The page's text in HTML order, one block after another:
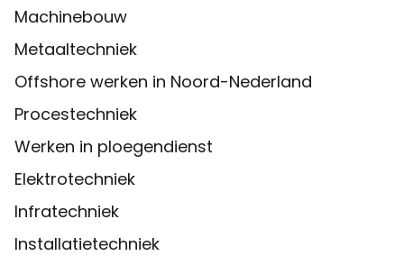
Machinebouw
Metaaltechniek
Offshore werken in Noord-Nederland
Procestechniek
Werken in ploegendienst
Elektrotechniek
Infratechniek
Installatietechniek